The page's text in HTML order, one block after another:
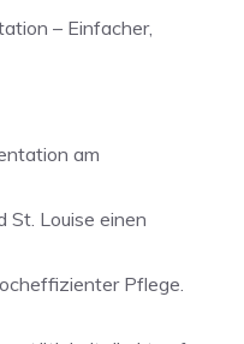
– Einfacher,
am
St. Louise einen
Pflege.